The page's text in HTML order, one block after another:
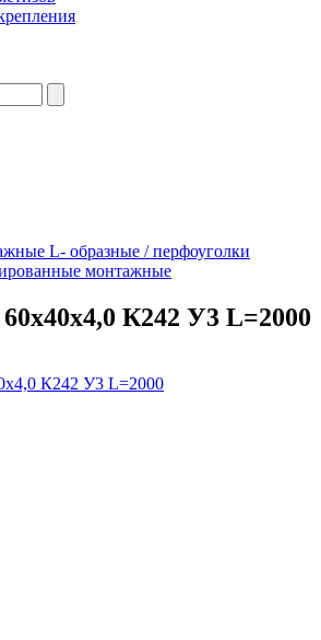
L- образные / перфоуголки
монтажные
К242 У3 L=2000